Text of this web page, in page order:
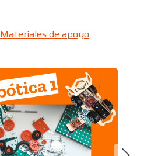
Materiales de apoyo